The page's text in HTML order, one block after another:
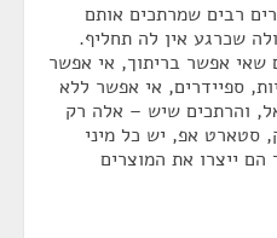
רבים שמרתכים אותם
שכרגע אין לה תחליף.
שאי אפשר בריתוך, אי אפשר
ספיידרים, אי אפשר ללא
והרתכים שיש – אלה רק
סטארט אפ, יש כל מיני
ייצרו את המוצרים